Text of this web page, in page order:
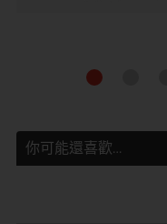
你可能還喜歡…